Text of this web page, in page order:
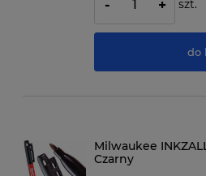
- + szt.
do
Milwaukee
Czarny